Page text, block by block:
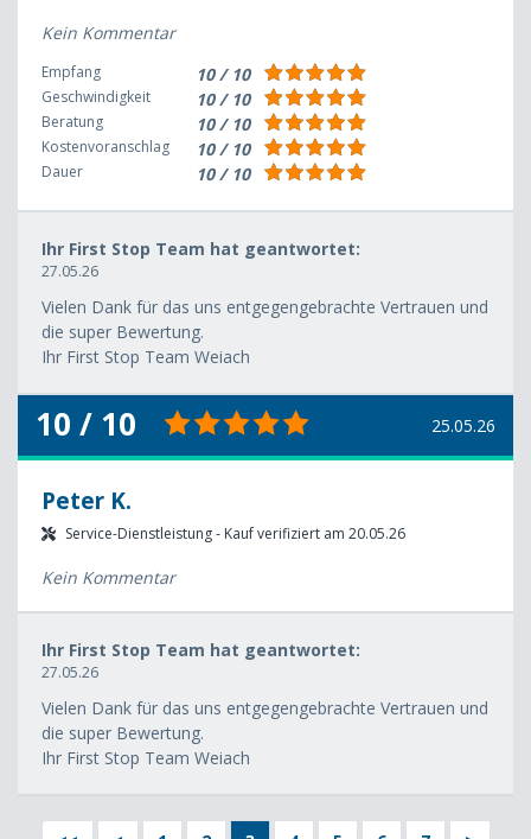
Kein Kommentar
Empfang 10 / 10
Geschwindigkeit 10 / 10
Beratung 10 / 10
Kostenvoranschlag 10 / 10
Dauer 10 / 10
Ihr First Stop Team hat geantwortet:
27.05.26
Vielen Dank für das uns entgegengebrachte Vertrauen und
die super Bewertung.
Ihr First Stop Team Weiach
10 / 10 25.05.26
Peter K.
Service-Dienstleistung - Kauf verifiziert am 20.05.26
Kein Kommentar
Ihr First Stop Team hat geantwortet:
27.05.26
Vielen Dank für das uns entgegengebrachte Vertrauen und
die super Bewertung.
Ihr First Stop Team Weiach